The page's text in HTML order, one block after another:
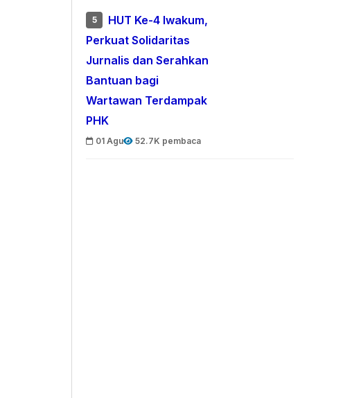
5
HUT Ke-4 Iwakum,
Perkuat Solidaritas
Jurnalis dan Serahkan
Bantuan bagi
Wartawan Terdampak
PHK
01 Agu 52.7K pembaca